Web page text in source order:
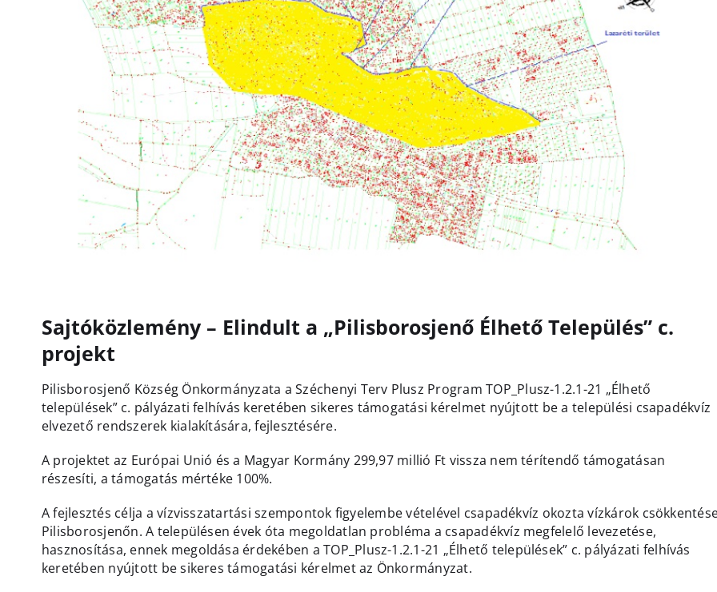
Sajtóközlemény – Elindult a „Pilisborosjenő Élhető Település” c.
projekt
Pilisborosjenő Község Önkormányzata a Széchenyi Terv Plusz Program TOP_Plusz-1.2.1-21 „Élhető
települések” c. pályázati felhívás keretében sikeres támogatási kérelmet nyújtott be a települési csapadékvíz
elvezető rendszerek kialakítására, fejlesztésére.
A projektet az Európai Unió és a Magyar Kormány 299,97 millió Ft vissza nem térítendő támogatásan
részesíti, a támogatás mértéke 100%.
A fejlesztés célja a vízvisszatartási szempontok figyelembe vételével csapadékvíz okozta vízkárok
Pilisborosjenőn. A településen évek óta megoldatlan probléma a csapadékvíz megfelelő levezetése,
hasznosítása, ennek megoldása érdekében a TOP_Plusz-1.2.1-21 „Élhető települések” c. pályázati felhívás
keretében nyújtott be sikeres támogatási kérelmet az Önkormányzat.